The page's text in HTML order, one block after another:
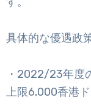
具体的な優遇政
・2022/23年度
上限6,000香港ド